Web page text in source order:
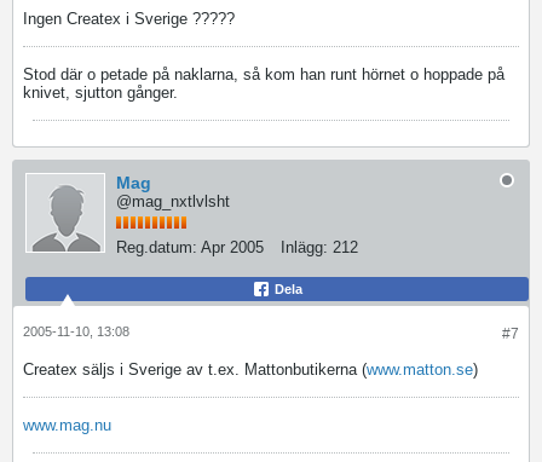
Ingen Createx i Sverige ?????
Stod där o petade på naklarna, så kom han runt hörnet o hoppade på
knivet, sjutton gånger.
Mag
@mag_nxtlvlsht
Reg.datum: Apr 2005 Inlägg: 212
Dela
#7
2005-11-10, 13:08
Createx säljs i Sverige av t.ex. Mattonbutikerna (www.matton.se)
www.mag.nu